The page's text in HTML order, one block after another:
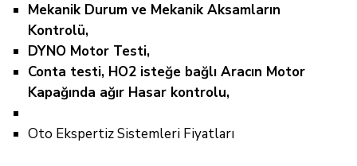
Mekanik Durum ve Mekanik Aksamların
Kontrolü,
DYNO Motor Testi,
Conta testi, HO2 isteğe bağlı Aracın Motor
Kapağında ağır Hasar kontrolu,
Oto Ekspertiz Sistemleri Fiyatları